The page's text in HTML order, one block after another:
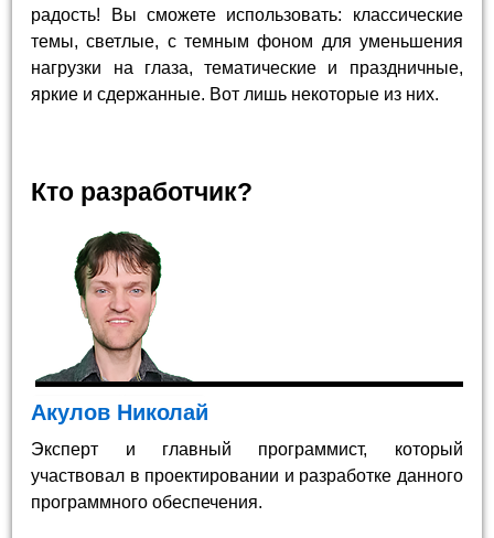
радость! Вы сможете использовать: классические
темы, светлые, с темным фоном для уменьшения
нагрузки на глаза, тематические и праздничные,
яркие и сдержанные. Вот лишь некоторые из них.
Кто разработчик?
Акулов Николай
Эксперт и главный программист, который
участвовал в проектировании и разработке данного
программного обеспечения.